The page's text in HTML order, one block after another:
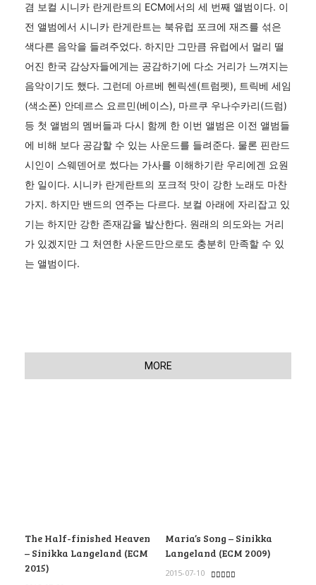
겸 보컬 시니카 란게란트의 ECM에서의 세 번째 앨범이다. 이
전 앨범에서 시니카 란게란트는 북유럽 포크에 재즈를 섞은
색다른 음악을 들려주었다. 하지만 그만큼 유럽에서 멀리 떨
어진 한국 감상자들에게는 공감하기에 다소 거리가 느껴지는
음악이기도 했다. 그런데 아르베 헨릭센(트럼펫), 트릭베 세임
(색소폰) 안데르스 요르민(베이스), 마르쿠 우나수카리(드럼)
등 첫 앨범의 멤버들과 다시 함께 한 이번 앨범은 이전 앨범들
에 비해 보다 공감할 수 있는 사운드를 들려준다. 물론 핀란드
시인이 스웨덴어로 썼다는 가사를 이해하기란 우리에겐 요원
한 일이다. 시니카 란게란트의 포크적 맛이 강한 노래도 마찬
가지. 하지만 밴드의 연주는 다르다. 보컬 아래에 자리잡고 있
기는 하지만 강한 존재감을 발산한다. 원래의 의도와는 거리
가 있겠지만 그 처연한 사운드만으로도 충분히 만족할 수 있
는 앨범이다.
MORE
The Half-finished Heaven
– Sinikka Langeland (ECM
2015)
Maria’s Song – Sinikka
Langeland (ECM 2009)
2015-07-10